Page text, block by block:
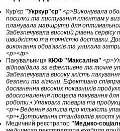
Кур'єр "Укркур"єр" <p>Виконувала
посилки та листування клієнтам у
планувала маршрути для
Забезпечувала високий рівень сервісу
швидкістю та точністю доставки.
виконання обов'язків та уникала
<p></p>
Пакувальниця КЮФ "Максаліна"
відповідала за ефективне та точне
Забезпечувала високу якість
безпеки та гігієни. Ефективно
досягнення високих показників
вдосконалення процесів пакування
роботи.• Упаковка товарів та
<p>• Ведення записів про кількість
<p>• Дотримання стандартів якості
Медичний реєстратор "Медико-